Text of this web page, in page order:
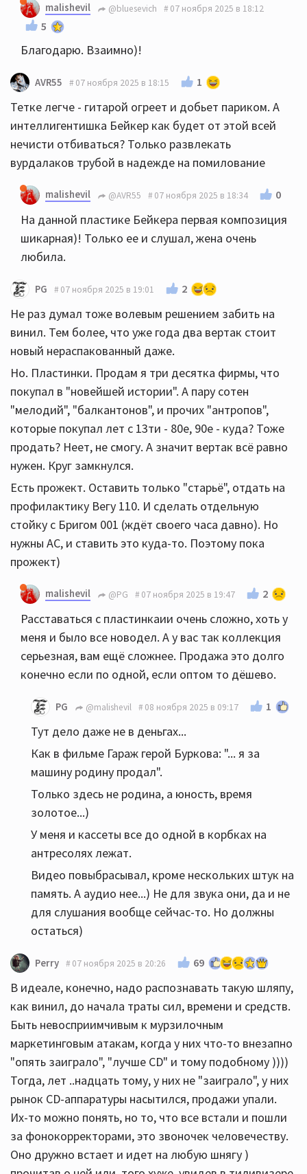
malishevil @bluesevich 07 ноября 2025 в 18:12
5
Благодарю. Взаимно)!
AVR55 07 ноября 2025 в 18:15 1
Тетке легче - гитарой огреет и добьет париком. А
интеллигентишка Бейкер как будет от этой всей
нечисти отбиваться? Только развлекать
вурдалаков трубой в надежде на помилование
malishevil @AVR55 07 ноября 2025 в 18:34 0
На данной пластике Бейкера первая композиция
шикарная)! Только ее и слушал, жена очень
любила.
PG 07 ноября 2025 в 19:01 2
Не раз думал тоже волевым решением забить на
винил. Тем более, что уже года два вертак стоит
новый нераспакованный даже.
Но. Пластинки. Продам я три десятка фирмы, что
покупал в "новейшей истории". А пару сотен
"мелодий", "балкантонов", и прочих "антропов",
которые покупал лет с 13ти - 80е, 90е - куда? Тоже
продать? Неет, не смогу. А значит вертак всё равно
нужен. Круг замкнулся.
Есть прожект. Оставить только "старьё", отдать на
профилактику Вегу 110. И сделать отдельную
стойку с Бригом 001 (ждёт своего часа давно). Но
нужны АС, и ставить это куда-то. Поэтому пока
прожект)
malishevil @PG 07 ноября 2025 в 19:47 2
Расставаться с пластинкаии очень сложно, хоть у
меня и было все новодел. А у вас так коллекция
серьезная, вам ещё сложнее. Продажа это долго
конечно если по одной, если оптом то дёшево.
PG @malishevil 08 ноября 2025 в 09:17 1
Тут дело даже не в деньгах...
Как в фильме Гараж герой Буркова: "... я за
машину родину продал".
Только здесь не родина, а юность, время
золотое...)
У меня и кассеты все до одной в корбках на
антресолях лежат.
Видео повыбрасывал, кроме нескольких штук на
память. А аудио нее...) Не для звука они, да и не
для слушания вообще сейчас-то. Но должны
остаться)
Perry 07 ноября 2025 в 20:26 69
В идеале, конечно, надо распознавать такую шляпу,
как винил, до начала траты сил, времени и средств.
Быть невосприимчивым к мурзилочным
маркетинговым атакам, когда у них что-то внезапно
"опять заиграло", "лучше CD" и тому подобному ))))
Тогда, лет ..надцать тому, у них не "заиграло", у них
рынок CD-аппаратуры насытился, продажи упали.
Их-то можно понять, но то, что все встали и пошли
за фонокорректорами, это звоночек человечеству.
Оно дружно встает и идет на любую шнягу )